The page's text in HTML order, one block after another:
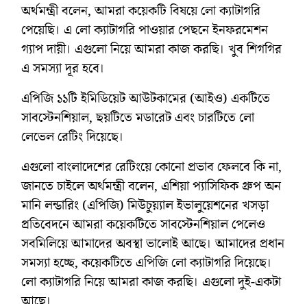
অর্থমন্ত্রী বলেন, আমরা কয়েকটি বিষয়ে লো ক্যাটাগরি
পেয়েছি। এ লো ক্যাটাগরি পাওয়ার পেছনে ইনফরমেশন
গ্যাপ দায়ী। এগুলো নিয়ে আমরা কাজ করছি। খুব শিগগির
এ সমস্যা দূর হবে।
এপিজি ১১টি ইমিডিয়েট আউটকামের (আইও) একটিতে
সাবস্টেনশিয়াল, ছয়টিতে মডারেট এবং চারটিতে লো
লেভেল রেটিং দিয়েছে।
এগুলো বাংলাদেশের রেটিংয়ে কোনো প্রভাব ফেলবে কি না,
জানতে চাইলে অর্থমন্ত্রী বলেন, এশিয়া প্যাসিফিক গ্রুপ অন
মানি লন্ডারিং (এপিজি) মিউচুয়্যাল ইভালুয়েশনের খসড়া
প্রতিবেদনে আমরা কয়েকটিতে সাবস্টেনশিয়াল পেলেও
সবমিলিয়ে আমাদের অবস্থা ভালোই আছে। আমাদের প্রধান
সমস্যা হচ্ছে, কয়েকটিতে এপিজি লো ক্যাটাগরি দিয়েছে।
লো ক্যাটাগরি নিয়ে আমরা কাজ করছি। এগুলো দুই-একটা